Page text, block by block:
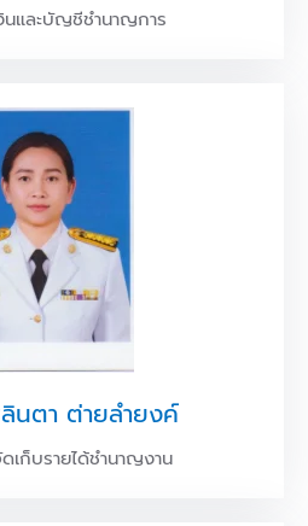
นและบัญชีชำนาญการ
นตา ต่ายลำยงค์
เก็บรายได้ชำนาญงาน